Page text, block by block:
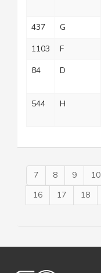
437 G
1103
F
84
D
544
H
7 8 9 10
16
17 18